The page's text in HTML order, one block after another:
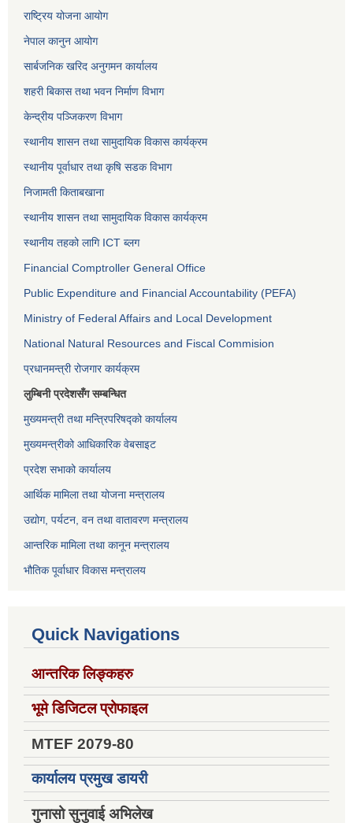
राष्ट्रिय योजना आयोग
नेपाल कानुन आयोग
सार्बजनिक खरिद अनुगमन कार्यालय
शहरी बिकास तथा भवन निर्माण विभाग
केन्द्रीय पञ्जिकरण विभाग
स्थानीय शासन तथा सामुदायिक विकास कार्यक्रम
स्थानीय पूर्वाधार तथा कृषि सडक विभाग
निजामती किताबखाना
स्थानीय शासन तथा सामुदायिक विकास कार्यक्रम
स्थानीय तहको लागि ICT ब्लग
Financial Comptroller General Office
Public Expenditure and Financial Accountability (PEFA)
Ministry of Federal Affairs and Local Development
National Natural Resources and Fiscal Commision
प्रधानमन्त्री रोजगार कार्यक्रम
लुम्बिनी प्रदेशसँग सम्बन्धित
मुख्यमन्त्री तथा मन्त्रिपरिषद्को कार्यालय
मुख्यमन्त्रीको आधिकारिक वेबसाइट
प्रदेश सभाको कार्यालय
आर्थिक मामिला तथा योजना मन्त्रालय
उद्योग, पर्यटन, वन तथा वातावरण मन्त्रालय
आन्तरिक मामिला तथा कानून मन्त्रालय
भौतिक पूर्वाधार विकास मन्त्रालय
Quick Navigations
आन्तरिक लिङ्कहरु
भूमे डिजिटल प्रोफाइल
MTEF 2079-80
कार्यालय प्रमुख डायरी
गुनासो सुनुवाई अभिलेख